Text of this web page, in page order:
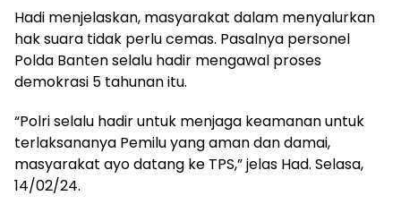
Hadi menjelaskan, masyarakat dalam menyalurkan
hak suara tidak perlu cemas. Pasalnya personel
Polda Banten selalu hadir mengawal proses
demokrasi 5 tahunan itu.
“Polri selalu hadir untuk menjaga keamanan untuk
terlaksananya Pemilu yang aman dan damai,
masyarakat ayo datang ke TPS,” jelas Had. Selasa,
14/02/24.